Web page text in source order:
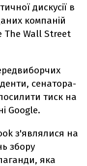
дискусії в
компаній
The Wall Street
сенатора-
тиск на
Google.
з'являлися на
збору
яка